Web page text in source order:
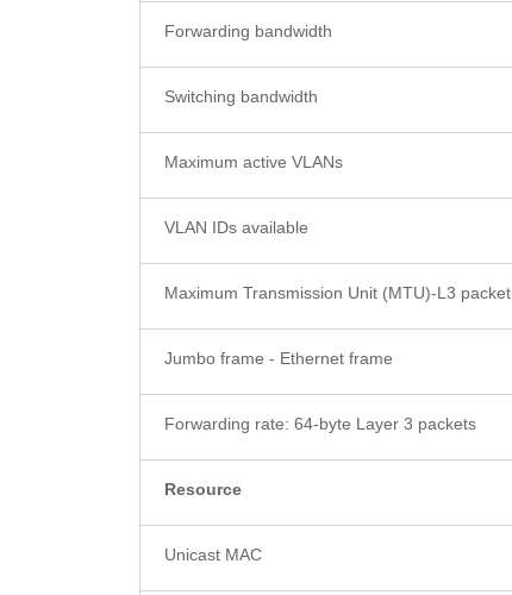
Forwarding bandwidth
Switching bandwidth
Maximum active VLANs
VLAN IDs available
Maximum Transmission Unit (MTU)-L3 packet
Jumbo frame - Ethernet frame
Forwarding rate: 64-byte Layer 3 packets
Resource
Unicast MAC